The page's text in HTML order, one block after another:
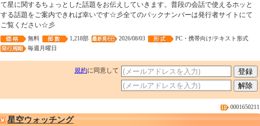
て星に関するちょっとした話題をお伝えしていきます。普段の会話で使えるホッと
する話題をご案内できれば幸いです☆彡全てのバックナンバーは発行者サイトにて
ご覧ください☆彡
無料 1,218部 2026/08/03
PC・携帯向け/テキスト形式
毎週月曜日
規約に同意して
星空ウォッチング
0001650211